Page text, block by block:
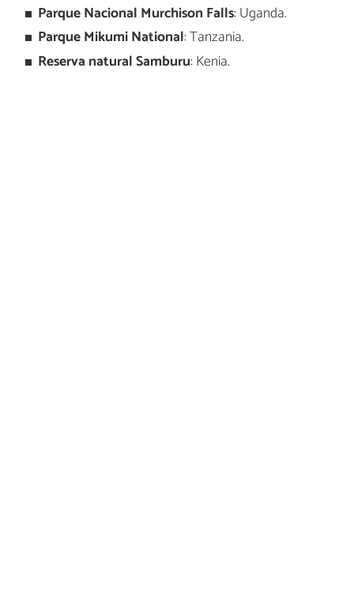
Parque Nacional Murchison Falls: Uganda.
Parque Mikumi National: Tanzania.
Reserva natural Samburu: Kenia.